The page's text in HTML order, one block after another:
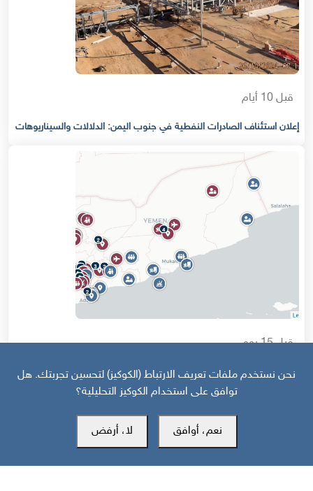
قبل 10 أيام
إعلان استئناف الصادرات النفطية في جنوب اليمن: الدلالات والسيناريوهات
قبل 15 يوم
خارطة تفاعلية: تصعيد سعودي حوثي وهجمات على جبهات الجنوب
نحن نستخدم ملفات تعريف الارتباط (الكوكيز) لتحسين تجربتك. هل
توافق على استخدام الكوكيز التحليلية؟
نعم، أوافق لا، أرفض